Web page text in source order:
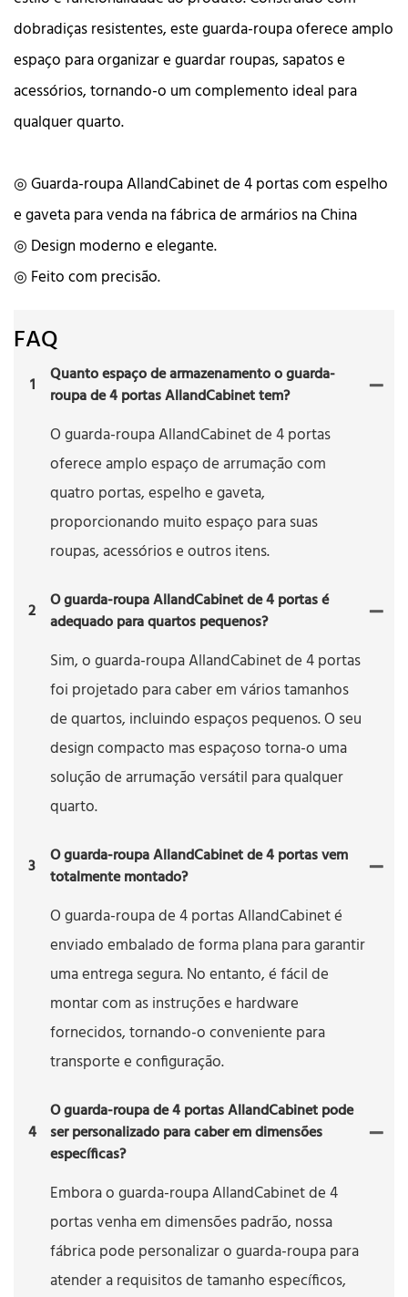
dobradiças resistentes, este guarda-roupa oferece amplo
espaço para organizar e guardar roupas, sapatos e
acessórios, tornando-o um complemento ideal para
qualquer quarto.
◎ Guarda-roupa AllandCabinet de 4 portas com espelho
e gaveta para venda na fábrica de armários na China
◎ Design moderno e elegante.
◎ Feito com precisão.
FAQ
1
Quanto espaço de armazenamento o guarda-
roupa de 4 portas AllandCabinet tem?
O guarda-roupa AllandCabinet de 4 portas
oferece amplo espaço de arrumação com
quatro portas, espelho e gaveta,
proporcionando muito espaço para suas
roupas, acessórios e outros itens.
2
O guarda-roupa AllandCabinet de 4 portas é
adequado para quartos pequenos?
Sim, o guarda-roupa AllandCabinet de 4 portas
foi projetado para caber em vários tamanhos
de quartos, incluindo espaços pequenos. O seu
design compacto mas espaçoso torna-o uma
solução de arrumação versátil para qualquer
quarto.
3
O guarda-roupa AllandCabinet de 4 portas vem
totalmente montado?
O guarda-roupa de 4 portas AllandCabinet é
enviado embalado de forma plana para garantir
uma entrega segura. No entanto, é fácil de
montar com as instruções e hardware
fornecidos, tornando-o conveniente para
transporte e configuração.
4
O guarda-roupa de 4 portas AllandCabinet pode
ser personalizado para caber em dimensões
específicas?
Embora o guarda-roupa AllandCabinet de 4
portas venha em dimensões padrão, nossa
fábrica pode personalizar o guarda-roupa para
atender a requisitos de tamanho específicos,